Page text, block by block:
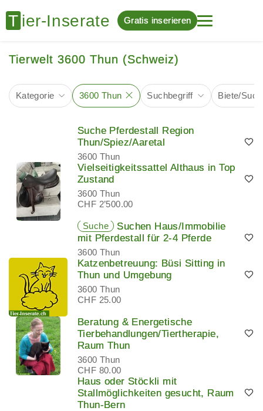
Gratis inserieren
Tierwelt 3600 Thun (Schweiz)
Kategorie 3600 Thun Suchbegriff Biete/
Suche Pferdestall Region
Thun/Spiez/Aaretal
3600 Thun
Vielseitigkeitssattel Althaus in Top
Zustand
3600 Thun
CHF 2’500.00
Suche
Suchen Haus/Immobilie
mit Pferdestall für 2-4 Pferde
3600 Thun
Katzenbetreuung: Büsi Sitting in
Thun und Umgebung
3600 Thun
CHF 25.00
Beratung & Energetische
Tierbehandlungen/Tiertherapie,
Raum Thun
3600 Thun
CHF 80.00
Haus oder Stöckli mit
Stallmöglichkeiten gesucht, Raum
Thun-Bern